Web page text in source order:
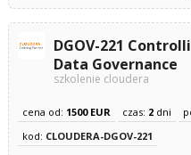
DGOV-221
Data Governance
szkolenie cloudera
cena od: 1500 EUR czas: 2dni
kod: CLOUDERA-DGOV-221